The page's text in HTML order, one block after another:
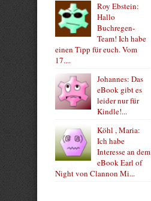
Roy Ebstein:
Hallo
Buchregen-
Team! Ich habe
einen Tipp für euch. Vom
17....
Johannes: Das
eBook gibt es
leider nur für
Kindle!...
Köhl , Maria:
Ich habe
Interesse an dem
eBook Earl of
Night von Clannon Mi...